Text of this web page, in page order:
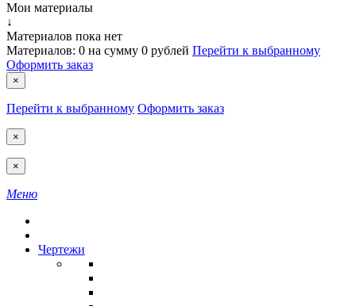
Мои материалы
↓
Материалов пока нет
Материалов: 0 на сумму 0 рублей Перейти к выбранному
Оформить заказ
×
Перейти к выбранному Оформить заказ
×
×
Меню
Чертежи